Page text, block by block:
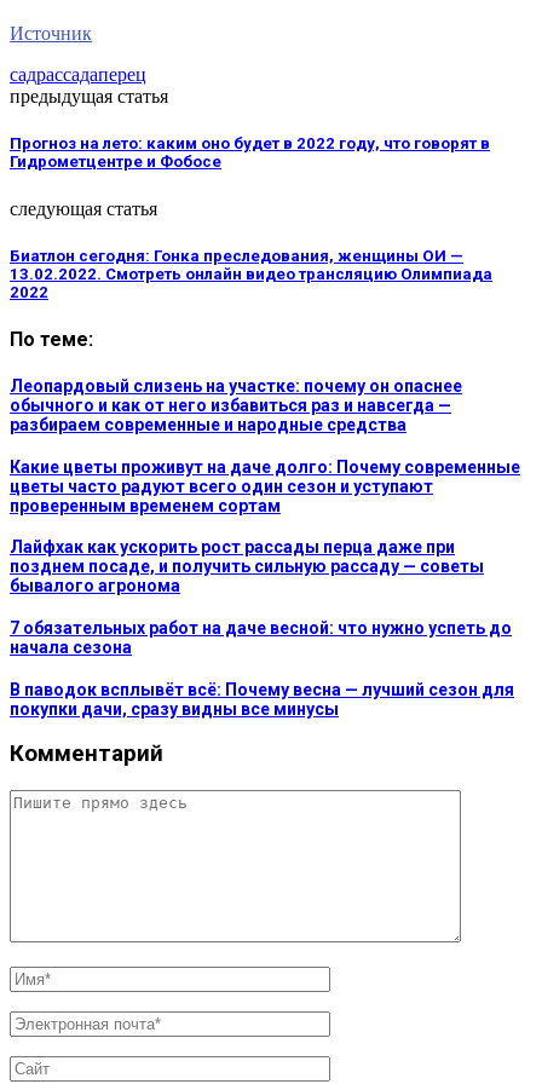
Источник
садрассадаперец
предыдущая статья
Прогноз на лето: каким оно будет в 2022 году, что говорят в
Гидрометцентре и Фобосе
следующая статья
Биатлон сегодня: Гонка преследования, женщины ОИ —
13.02.2022. Смотреть онлайн видео трансляцию Олимпиада
2022
По теме:
Леопардовый слизень на участке: почему он опаснее
обычного и как от него избавиться раз и навсегда —
разбираем современные и народные средства
Какие цветы проживут на даче долго: Почему современные
цветы часто радуют всего один сезон и уступают
проверенным временем сортам
Лайфхак как ускорить рост рассады перца даже при
позднем посаде, и получить сильную рассаду — советы
бывалого агронома
7 обязательных работ на даче весной: что нужно успеть до
начала сезона
В паводок всплывёт всё: Почему весна — лучший сезон для
покупки дачи, сразу видны все минусы
Комментарий